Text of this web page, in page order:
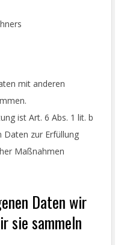
mit anderen
ist Art. 6 Abs. 1 lit. b
Daten zur Erfüllung
Maßnahmen
Daten wir
sie sammeln